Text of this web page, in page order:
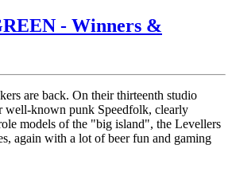
- Winners &
are back. On their thirteenth studio
well-known punk Speedfolk, clearly
models of the "big island", the Levellers
again with a lot of beer fun and gaming